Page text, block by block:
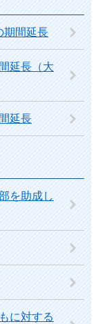
期間延長
延長（大
延長
を助成し
に対する